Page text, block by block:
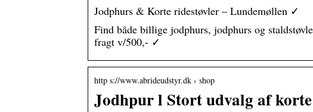
Jodphurs & Korte ridestøvler – Lundemøllen ✓
Find både billige jodphurs, jodphurs og
fragt v/500,- ✓
http s://www.abrideudstyr.dk › shop
Jodhpur l Stort udvalg af